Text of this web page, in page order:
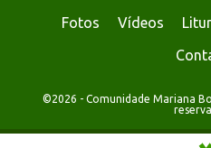
Fotos
Vídeos
©2026 - Comunidade Mariana